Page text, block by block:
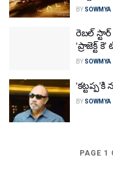
BY SOWMYA
రెబల్ స్టార్
‘ప్రాజెక్ట్
BY SOWMYA
BY SOWMYA
PAGE 1